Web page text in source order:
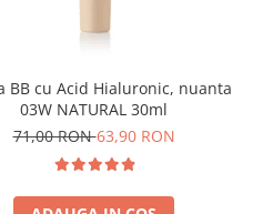
BB cu Acid Hialuronic, nuanta
03W NATURAL 30ml
71,00 RON63,90 RON